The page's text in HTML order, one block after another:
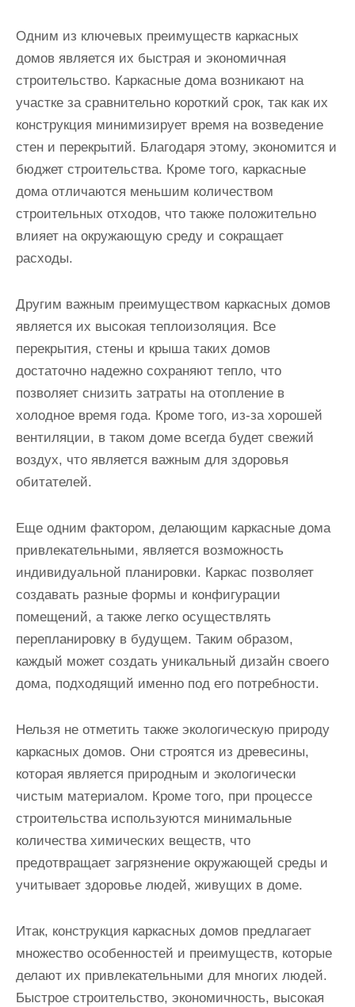
Одним из ключевых преимуществ каркасных
домов является их быстрая и экономичная
строительство. Каркасные дома возникают на
участке за сравнительно короткий срок, так как их
конструкция минимизирует время на возведение
стен и перекрытий. Благодаря этому, экономится и
бюджет строительства. Кроме того, каркасные
дома отличаются меньшим количеством
строительных отходов, что также положительно
влияет на окружающую среду и сокращает
расходы.
Другим важным преимуществом каркасных домов
является их высокая теплоизоляция. Все
перекрытия, стены и крыша таких домов
достаточно надежно сохраняют тепло, что
позволяет снизить затраты на отопление в
холодное время года. Кроме того, из-за хорошей
вентиляции, в таком доме всегда будет свежий
воздух, что является важным для здоровья
обитателей.
Еще одним фактором, делающим каркасные дома
привлекательными, является возможность
индивидуальной планировки. Каркас позволяет
создавать разные формы и конфигурации
помещений, а также легко осуществлять
перепланировку в будущем. Таким образом,
каждый может создать уникальный дизайн своего
дома, подходящий именно под его потребности.
Нельзя не отметить также экологическую природу
каркасных домов. Они строятся из древесины,
которая является природным и экологически
чистым материалом. Кроме того, при процессе
строительства используются минимальные
количества химических веществ, что
предотвращает загрязнение окружающей среды и
учитывает здоровье людей, живущих в доме.
Итак, конструкция каркасных домов предлагает
множество особенностей и преимуществ, которые
делают их привлекательными для многих людей.
Быстрое строительство, экономичность, высокая